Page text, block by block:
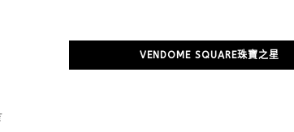
VENDOME SQUARE珠寶之星